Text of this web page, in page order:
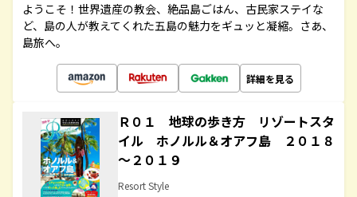
ようこそ！世界遺産の教会、絶品島ごはん、古民家ステイな
ど、島の人が教えてくれた五島の魅力をギュッと凝縮。さあ、
島旅へ。
詳細を見る
Ｒ０１ 地球の歩き方 リゾートスタ
イル ホノルル＆オアフ島 ２０１８
～２０１９
Resort Style